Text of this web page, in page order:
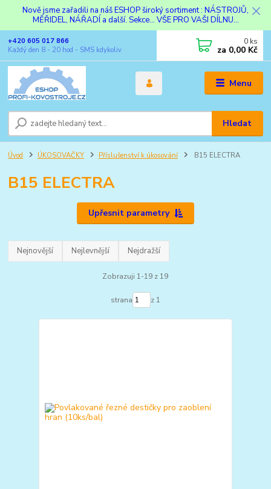
Nově jsme zařadili na náš ESHOP široký sortiment : NÁSTROJŮ,
MĚŘIDEL, NÁŘADÍ a další. Sekce... VŠE PRO VAŠI DÍLNU...
Menu
Hledat
+420 605 017 866
Každý den 8 - 20 hod - SMS kdykoliv
0 ks
za 0,00 Kč
Úvod ÚKOSOVAČKY Příslušenství k úkosování B15 ELECTRA
B15 ELECTRA
Upřesnit parametry
Nejnovější Nejlevnější Nejdražší
Zobrazuji 1-19 z 19
strana z 1